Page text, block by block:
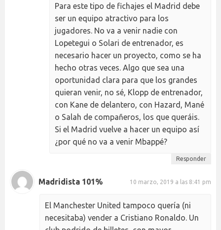
Para este tipo de fichajes el Madrid debe
ser un equipo atractivo para los
jugadores. No va a venir nadie con
Lopetegui o Solari de entrenador, es
necesario hacer un proyecto, como se ha
hecho otras veces. Algo que sea una
oportunidad clara para que los grandes
quieran venir, no sé, Klopp de entrenador,
con Kane de delantero, con Hazard, Mané
o Salah de compañeros, los que queráis.
Si el Madrid vuelve a hacer un equipo así
¿por qué no va a venir Mbappé?
Responder
Madridista 101% 10 marzo, 2019 a las 8:41 pm
El Manchester United tampoco quería (ni
necesitaba) vender a Cristiano Ronaldo. Un